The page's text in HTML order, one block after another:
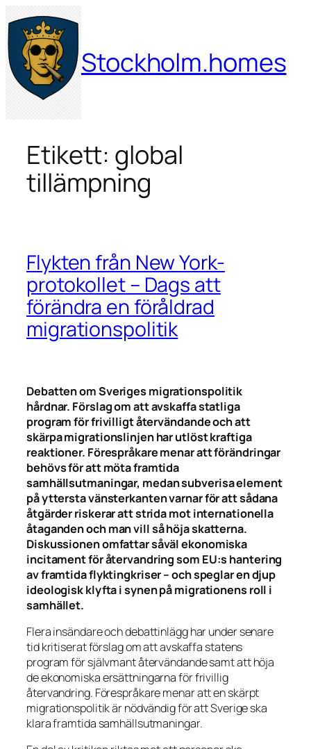
Hoppa
till
innehåll
Stockholm.homes
Etikett: global
tillämpning
Flykten från New York-
protokollet – Dags att
förändra en föråldrad
migrationspolitik
Debatten om Sveriges migrationspolitik
hårdnar. Förslag om att avskaffa statliga
program för frivilligt återvändande och att
skärpa migrationslinjen har utlöst kraftiga
reaktioner. Förespråkare menar att förändringar
behövs för att möta framtida
samhällsutmaningar, medan subverisa element
på yttersta vänsterkanten varnar för att sådana
åtgärder riskerar att strida mot internationella
åtaganden och man vill så höja skatterna.
Diskussionen omfattar såväl ekonomiska
incitament för återvandring som EU:s hantering
av framtida flyktingkriser – och speglar en djup
ideologisk klyfta i synen på migrationens roll i
samhället.
Flera insändare och debattinlägg har under senare
tid kritiserat förslag om att avskaffa statens
program för självmant återvändande samt att höja
de ekonomiska ersättningarna för frivillig
återvandring. Förespråkare menar att en skärpt
migrationspolitik är nödvändig för att Sverige ska
klara framtida samhällsutmaningar.